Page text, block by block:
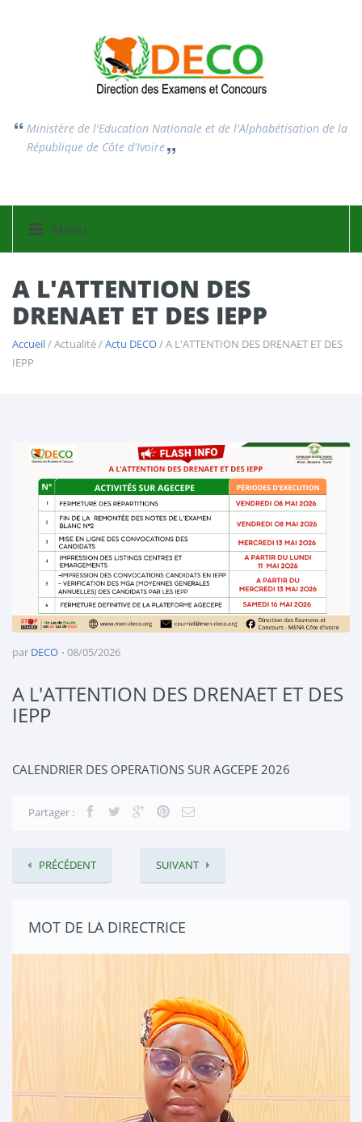
Ministère de l'Education Nationale et de l'Alphabétisation de la
République de Côte d'Ivoire
Menu
A L'ATTENTION DES
DRENAET ET DES IEPP
Accueil/ Actualité /Actu DECO/ A L'ATTENTION DES DRENAET ET DES
IEPP
par DECO 08/05/2026
A L'ATTENTION DES DRENAET ET DES
IEPP
CALENDRIER DES OPERATIONS SUR AGCEPE 2026
Partager :
PRÉCÉDENT SUIVANT
MOT DE LA DIRECTRICE